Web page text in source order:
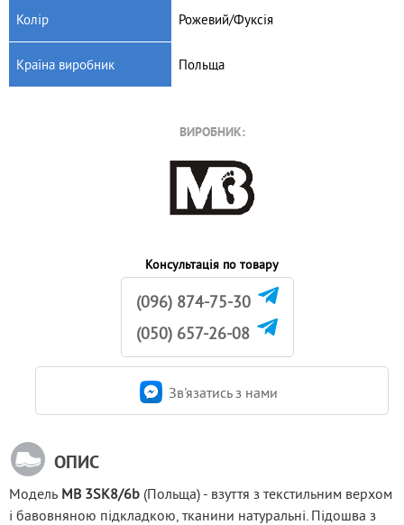
Колір Рожевий/Фуксія
Країна виробник Польща
ВИРОБНИК:
Консультація по товару
(096) 874-75-30
(050) 657-26-08
Зв'язатись з нами
ОПИС
Модель MB 3SK8/6b (Польща) - взуття з текстильним верхом
і бавовняною підкладкою, тканини натуральні. Підошва з